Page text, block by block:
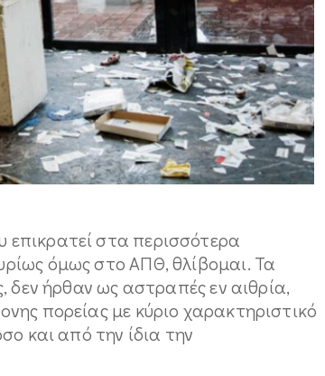
στα περισσότερα
όμως στο ΑΠΘ, θλίβομαι. Τα
δεν ήρθαν ως αστραπές εν αιθρία,
πορείας με κύριο χαρακτηριστικό
και από την ίδια την